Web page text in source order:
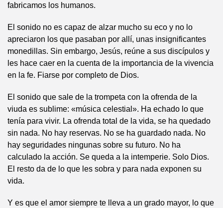
fabricamos los humanos.
El sonido no es capaz de alzar mucho su eco y no lo
apreciaron los que pasaban por allí, unas insignificantes
monedillas. Sin embargo, Jesús, reúne a sus discípulos y
les hace caer en la cuenta de la importancia de la vivencia
en la fe. Fiarse por completo de Dios.
El sonido que sale de la trompeta con la ofrenda de la
viuda es sublime: «música celestial». Ha echado lo que
tenía para vivir. La ofrenda total de la vida, se ha quedado
sin nada. No hay reservas. No se ha guardado nada. No
hay seguridades ningunas sobre su futuro. No ha
calculado la acción. Se queda a la intemperie. Solo Dios.
El resto da de lo que les sobra y para nada exponen su
vida.
Y es que el amor siempre te lleva a un grado mayor, lo que